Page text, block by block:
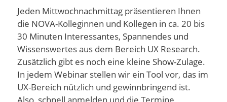
Jeden Mittwochnachmittag präsentieren Ihnen
die NOVA-Kolleginnen und Kollegen in ca. 20 bis
30 Minuten Interessantes, Spannendes und
Wissenswertes aus dem Bereich UX Research.
Zusätzlich gibt es noch eine kleine Show-Zulage.
In jedem Webinar stellen wir ein Tool vor, das im
UX-Bereich nützlich und gewinnbringend ist.
Also, schnell anmelden und die Termine